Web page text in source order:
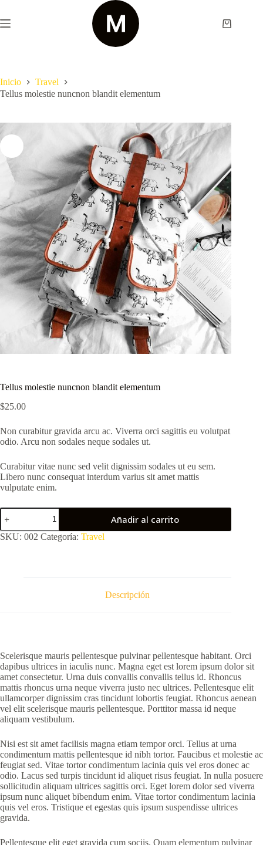
contenido
Shopping
Inicio
Travel
Tellus molestie nuncnon blandit elementum
Tellus molestie nuncnon blandit elementum
$25.00
Non curabitur gravida arcu ac. Viverra orci sagittis eu volutpat
odio. Arcu non sodales neque sodales ut.
Curabitur vitae nunc sed velit dignissim sodales ut eu sem.
Libero nunc consequat interdum varius sit amet mattis
vulputate enim.
Tellus
molestie
nuncnon
blandit
Añadir al carrito
SKU: 002 Categoría: Travel
Descripción
Scelerisque mauris pellentesque pulvinar pellentesque habitant. Orci
dapibus ultrices in iaculis nunc. Magna eget est lorem ipsum dolor sit
amet consectetur. Urna duis convallis convallis tellus id. Rhoncus
mattis rhoncus urna neque viverra justo nec ultrices. Pellentesque elit
ullamcorper dignissim cras tincidunt lobortis feugiat. Rhoncus aenean
vel elit scelerisque mauris pellentesque. Porttitor massa id neque
aliquam vestibulum.
Nisi est sit amet facilisis magna etiam tempor orci. Tellus at urna
condimentum mattis pellentesque id nibh tortor. Faucibus et molestie ac
feugiat sed. Vitae tortor condimentum lacinia quis vel eros donec ac
odio. Lacus sed turpis tincidunt id aliquet risus feugiat. In nulla posuere
sollicitudin aliquam ultrices sagittis orci. Eget lorem dolor sed viverra
ipsum nunc aliquet bibendum enim. Vitae tortor condimentum lacinia
quis vel eros. Tristique et egestas quis ipsum suspendisse ultrices
gravida.
Pellentesque elit eget gravida cum sociis. Quam elementum pulvinar